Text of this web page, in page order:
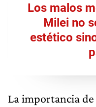
Los malos
Milei no
estético
La importancia de